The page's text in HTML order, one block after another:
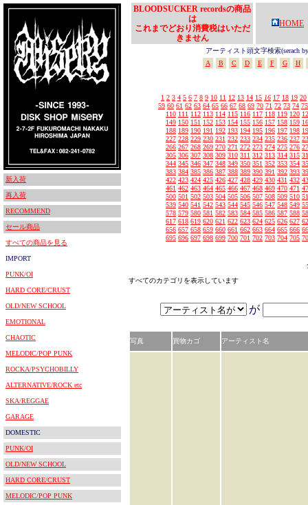
新入荷
再入荷
RECOMMEND
セール商品
すべての商品を見る
IMPORT
PUNK/OI
HARD CORE/CRUST
OLD/NEW SCHOOL
EMOTIONAL
CHAOTIC
MELODIC/POP PUNK
ROCKA/PSYCHOBILLY
ALTERNATIVE/ROCK etc
SKA/REGGAE
GARAGE
DOMESTIC
PUNK/OI
OLD/NEW SCHOOL
HARD CORE/CRUST
MELODIC/POP PUNK
BLOODSUCKER recordsの商品
は
これまでどおり消費税はいただ
きません
HOME
アーティスト頭文字検索(serach
A
B C D E F G H
1 2 3 4 5 6 7 8 9 10 11 12 13 14 15 16 17 18 19 20
59 60 61 62 63 64 65 66 67 68 69 70 71 72 73 74 75
110 111 112 113 114 115 116 117 118 119 120
149 150 151 152 153 154 155 156 157 158 159
188 189 190 191 192 193 194 195 196 197 198
227 228 229 230 231 232 233 234 235 236 237
266 267 268 269 270 271 272 273 274 275 276
305 306 307 308 309 310 311 312 313 314 315
344 345 346 347 348 349 350 351 352 353 354
383 384 385 386 387 388 389 390 391 392 393
422 423 424 425 426 427 428 429 430 431 432
461 462 463 464 465 466 467 468 469 470 471
500 501 502 503 504 505 506 507 508 509 510
539 540 541 542 543 544 545 546 547 548 549
578 579 580 581 582 583 584 585 586 587 588
617 618 619 620 621 622 623 624 625 626 627
656 657 658 659 660 661 662 663 664 665 666
695 696 697 698 699 700 701 702 703 704 705
すべてのカテゴリを表示しています
が
写真 買物カゴ アーティスト名